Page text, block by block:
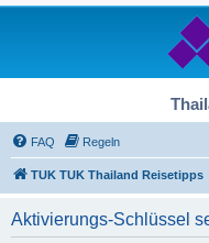
FAQ Regeln
TUK TUK Thailand Reisetipps
Aktivierungs-Schlüssel